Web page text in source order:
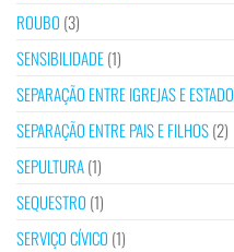
ROUBO (3)
SENSIBILIDADE(1)
SEPARAÇÃO ENTRE IGREJAS E ESTADO
SEPARAÇÃO ENTRE PAIS E FILHOS(2)
SEPULTURA(1)
SEQUESTRO (1)
SERVIÇO CÍVICO (1)